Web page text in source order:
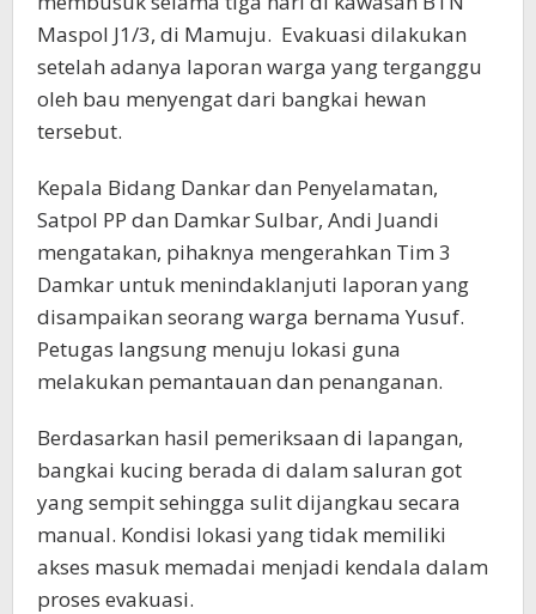
Maspol J1/3, di Mamuju. Evakuasi dilakukan
setelah adanya laporan warga yang terganggu
oleh bau menyengat dari bangkai hewan
tersebut.
Kepala Bidang Dankar dan Penyelamatan,
Satpol PP dan Damkar Sulbar, Andi Juandi
mengatakan, pihaknya mengerahkan Tim 3
Damkar untuk menindaklanjuti laporan yang
disampaikan seorang warga bernama Yusuf.
Petugas langsung menuju lokasi guna
melakukan pemantauan dan penanganan.
Berdasarkan hasil pemeriksaan di lapangan,
bangkai kucing berada di dalam saluran got
yang sempit sehingga sulit dijangkau secara
manual. Kondisi lokasi yang tidak memiliki
akses masuk memadai menjadi kendala dalam
proses evakuasi.